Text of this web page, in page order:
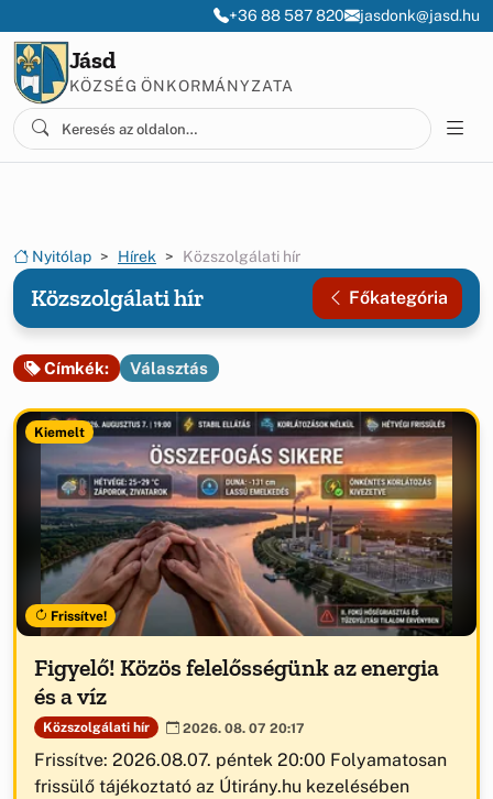
+36 88 587 820 jasdonk@jasd.hu
Jásd
KÖZSÉG ÖNKORMÁNYZATA
Nyitólap Hírek Közszolgálati hír
Közszolgálati hír Főkategória
Címkék: Választás
Kiemelt
Frissítve!
Figyelő! Közös felelősségünk az energia
és a víz
Közszolgálati hír 2026. 08. 07 20:17
Frissítve: 2026.08.07. péntek 20:00 Folyamatosan
frissülő tájékoztató az Útirány.hu kezelésében